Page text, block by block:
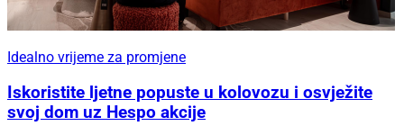
Idealno vrijeme za promjene
Iskoristite ljetne popuste u kolovozu i osvježite
svoj dom uz Hespo akcije